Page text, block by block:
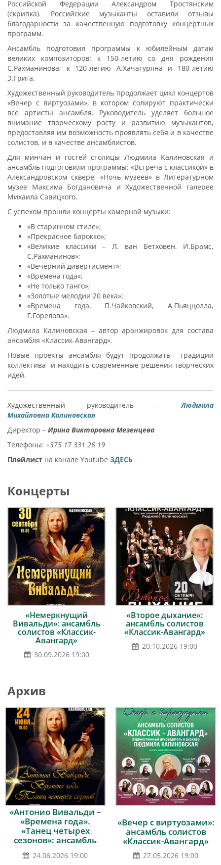
Российской Федерации Александром Тростянским
(скрипка). Российские музыканты оставили отзывы
благодарности за качественную подготовку концертных
программ.
Ансамбль подготовил программы к юбилейным датам
великих композиторов: к 150-летию со дня рождения
С.Рахманинова; к 120-летию А.Хачатуряна и 180-летию
Э.Грига.
Художественный руководитель продолжает цикл концертов
«Вечер с виртуозами», в котором солируют практически
все артисты ансамбля. Руководитель уделяет большое
внимание творческому росту и развитию музыкантов,
предоставляя им возможность проявлять себя и в качестве
солистов, и в качестве ансамблистов.
Для минчан и гостей столицы Людмила Калиновская и
ансамбль подготовили программы: «Встреча с классикой» в
Александровском сквере, «Ночь музеев» в Литературном
музее Максима Богдановича и Художественной галерее
Михаила Савицкого.
C успехом прошли концерты камерной музыки:
«В старинном стиле»;
«Прекрасное барокко»;
«Великие классики – Л. ван Бетховен, И.Брамс,
С.Рахманинов»;
«Вечерний дивертисмент»;
«Времена года»;
«Не только танго»;
«Золотые мелодии 20 века»;
«Времена года. П.Чайковский, А.Пьяццолла,
Г.Горелова».
Людмила Калиновская – автор аранжировок для состава
ансамбля «Классик-Авангард».
Новые проекты ансамбля будут продолжать традиции
коллектива и находить современные решения творческих
идей.
Художественный руководитель –Людмила
Михайловна Калиновская
Директор – Ирина Викторовна Мезенцева
Телефоны: +375 17 331 26 19
Плейлист на канале Youtube ЗДЕСЬ
Концерты
«Немеркнущий
Вивальди»: ансамбль
солистов «Классик-
Авангард»
30.09.2026 19:00
«Второе дыхание»:
ансамбль солистов
«Классик-Авангард»
20.10.2026 19:00
Архив
«Антонио Вивальди –
«Времена года».
«Танец четырех
сезонов»: ансамбль
солистов «Классик-
Авангард»
24.06.2026 19:00
«Вечер с виртуозами»:
ансамбль солистов
«Классик-Авангард»
27.05.2026 19:00